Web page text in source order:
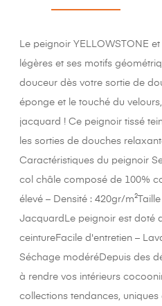
Le peignoir YELLOWSTONE
légères et ses motifs
douceur dès votre sortie de
éponge et le touché du
jacquard ! Ce peignoir tissé
les sorties de douches
Caractéristiques du peignoir
col châle composé de 100%
élevé – Densité : 420gr/
JacquardLe peignoir est doté
ceintureFacile d'entretien –
Séchage modéréDepuis des
à rendre vos intérieurs
collections tendances,